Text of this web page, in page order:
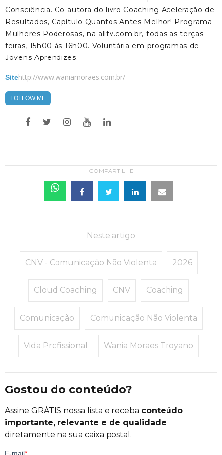
Consciência. Co-autora do livro Coaching Aceleração de
Resultados, Capítulo Quantos Antes Melhor! Programa
Mulheres Poderosas, na alltv.com.br, todas as terças-
feiras, 15h00 às 16h00. Voluntária em programas de
Jovens Aprendizes.
Sitehttp://www.waniamoraes.com.br/
FOLLOW ME
COMPARTILHE
Neste artigo
CNV - Comunicação Não Violenta 2026
Cloud Coaching CNV Coaching
Comunicação Comunicação Não Violenta
Vida Profissional Wania Moraes Troyano
Gostou do conteúdo?
Assine GRÁTIS nossa lista e receba conteúdo
importante, relevante e de qualidade
diretamente na sua caixa postal.